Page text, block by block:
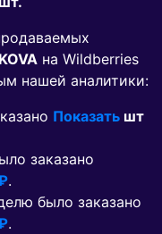
на Wildberries
нашей аналитики:
Показать шт
заказано
.
было заказано
.